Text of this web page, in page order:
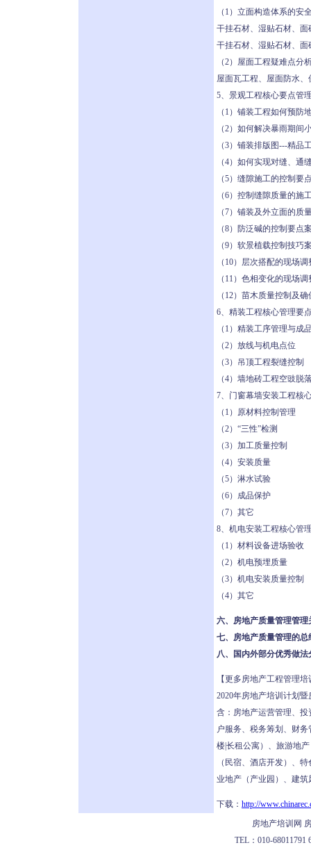
（1）立面构造体系的安
干挂石材、湿贴石材、
干挂石材、湿贴石材、
（2）屋面工程疑难点分
屋面瓦工程、屋面防水
5、景观工程核心要点管
（1）铺装工程如何预防
（2）如何解决暴雨期间
（3）铺装排版图---精品
（4）如何实现对缝、通
（5）缝隙施工的控制要
（6）控制缝隙质量的施
（7）铺装及外立面的质
（8）防泛碱的控制要点
（9）软景植载控制技巧
（10）层次搭配的现场
（11）色相变化的现场
（12）苗木质量控制及
6、精装工程核心管理要
（1）精装工序管理与成
（2）放线与机电点位
（3）吊顶工程裂缝控制
（4）墙地砖工程空豉脱
7、门窗幕墙安装工程核
（1）原材料控制管理
（2）“三性”检测
（3）加工质量控制
（4）安装质量
（5）淋水试验
（6）成品保护
（7）其它
8、机电安装工程核心管
（1）材料设备进场验收
（2）机电预埋质量
（3）机电安装质量控制
（4）其它
六、房地产质量管理管
七、房地产质量管理的
八、国内外部分优秀做法
【更多房地产工程管理培
2020年房地产培训计划
含：房地产运营管理、
户服务、税务筹划、财
楼|长租公寓）、旅游地
（民宿、酒店开发）、
业地产（产业园）、建
下载： http://
房地产培训网
TEL：010-68011791